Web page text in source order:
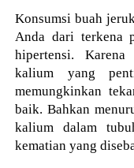
Konsumsi buah
Anda dari terkena
hipertensi.
kalium yang
memungkinkan
baik. Bahkan
kalium dalam
kematian yang